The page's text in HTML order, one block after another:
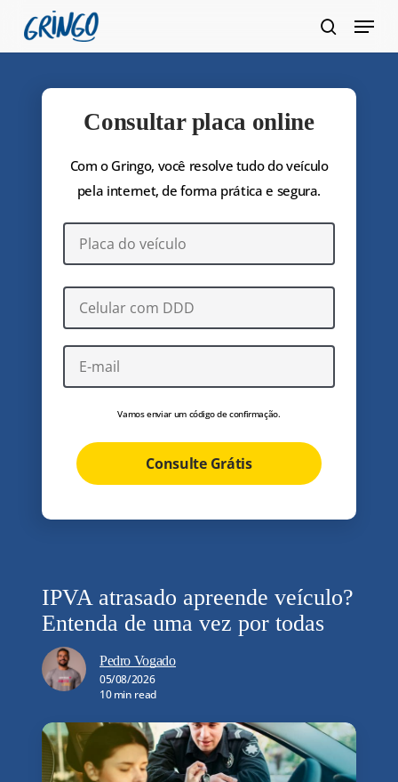
Pular
para
conteúdo
Menu
Consultar placa online
Com o Gringo, você resolve tudo do veículo
pela internet, de forma prática e segura.
Vamos enviar um código de confirmação.
Consulte Grátis
IPVA atrasado apreende veículo?
Entenda de uma vez por todas
Pedro Vogado
05/08/2026
10 min read